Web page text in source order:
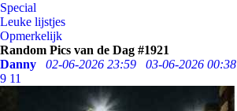
Special
Leuke lijstjes
Opmerkelijk
Random Pics van de Dag #1921
Danny
02-06-2026 23:59 03-06-2026 00:38
9 11